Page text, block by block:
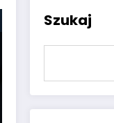
Szukaj